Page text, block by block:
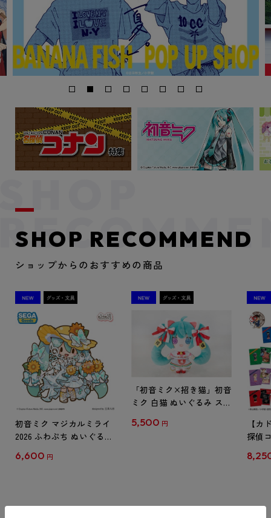
SHOP RECOMMEND
ショップからのおすすめの商品
初音ミク マジカルミライ
2026 ふわぷち ぬいぐるみ
6,600 円
「初音ミク×招き猫」初音
ミク 白猫 ぬいぐるみ スタ
5,500 円
【カ
探偵
クリ